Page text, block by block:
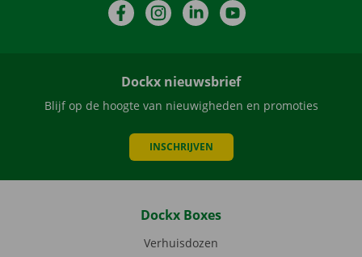
FacebookInstagramLinkedIn
Dockx nieuwsbrief
Blijf op de hoogte van nieuwigheden en promoties
INSCHRIJVEN
Dockx Boxes
Verhuisdozen